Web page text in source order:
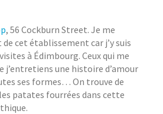
, 56 Cockburn Street. Je me
cet établissement car j’y suis
à Édimbourg. Ceux qui me
j’entretiens une histoire d’amour
ses formes… On trouve de
patates fourrées dans cette